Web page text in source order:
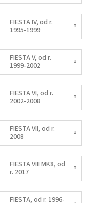
FIESTA IV, od r.
1995-1999
FIESTA V, od r.
1999-2002
FIESTA VI, od r.
2002-2008
FIESTA VII, od r.
2008
FIESTA VIII MK8, od
r. 2017
FIESTA, od r. 1996-